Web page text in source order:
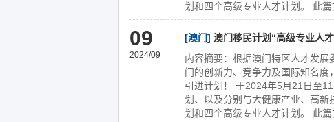
划和四个高级专业人才计划。 此
09
2024/09
[澳门] 澳门移民计划“高级专业人
内容摘要：根据澳门特区人才发展
门的创新力、竞争力及国际知名
引进计划！ 于2024年5月21日至
划、以及分别与大健康产业、高
划和四个高级专业人才计划。 此